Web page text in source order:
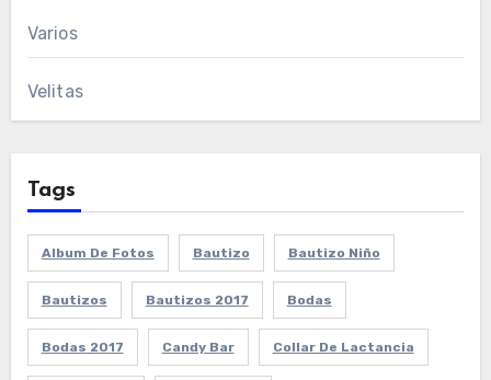
Varios
Velitas
Tags
Album De Fotos Bautizo Bautizo Niño
Bautizos Bautizos 2017 Bodas
Bodas 2017 Candy Bar Collar De Lactancia